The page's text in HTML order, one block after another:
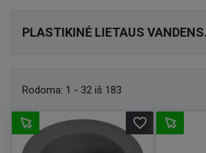
PLASTIKINĖ LIETAUS VANDENS
Rodoma: 1 - 32 iš 183
favorite_border